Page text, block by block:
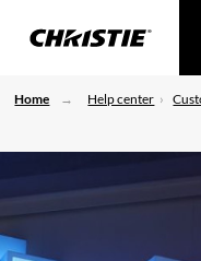
Home Help center